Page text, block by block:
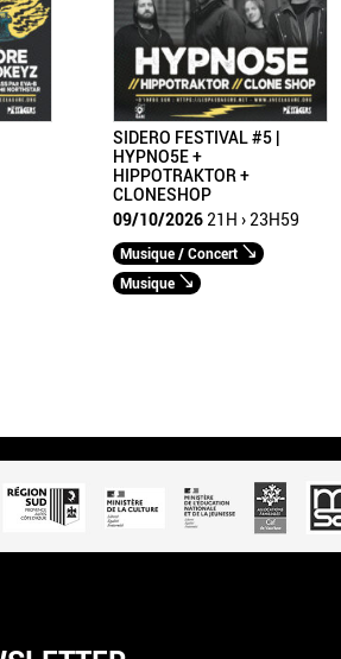
SIDERO FESTIVAL #5 |
HYPNO5E +
HIPPOTRAKTOR +
CLONESHOP
09/10/2026 21H › 23H59
Musique / Concert
Musique